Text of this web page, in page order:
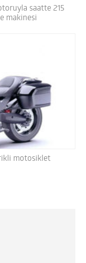
saatte 215
makinesi
motosiklet